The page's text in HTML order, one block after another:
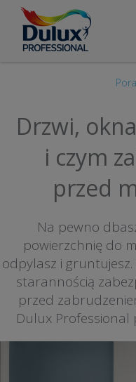
Drzwi,
i czym
przed
Na pewno
powierzchnię do
odpylasz i
starannością
przed
Dulux